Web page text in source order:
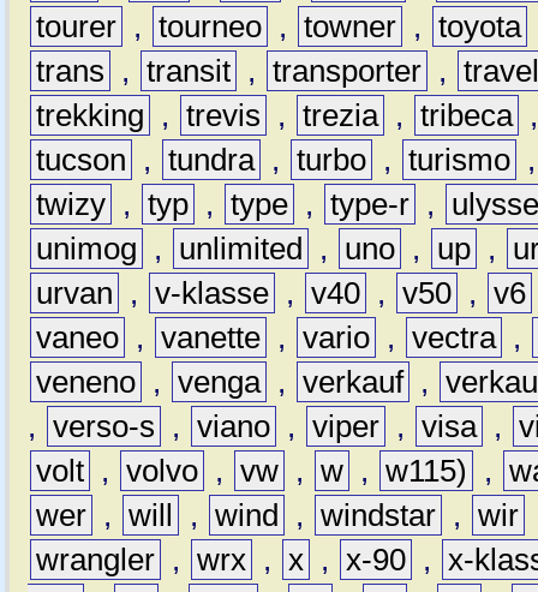
tourer , tourneo , towner , toyota
trans
, transit , transporter ,
trekking
, trevis , trezia , tribeca
tucson
, tundra , turbo , turismo
twizy , typ , type , type-r ,
unimog
, unlimited , uno , up ,
urvan
, v-klasse , v40 , v50 , v6
vaneo , vanette , vario , vectra ,
veneno , venga , verkauf ,
, verso-s , viano , viper , visa ,
volt , volvo , vw , w , w115) ,
wer , will , wind , windstar , wir
wrangler , wrx , x , x-90 , x-